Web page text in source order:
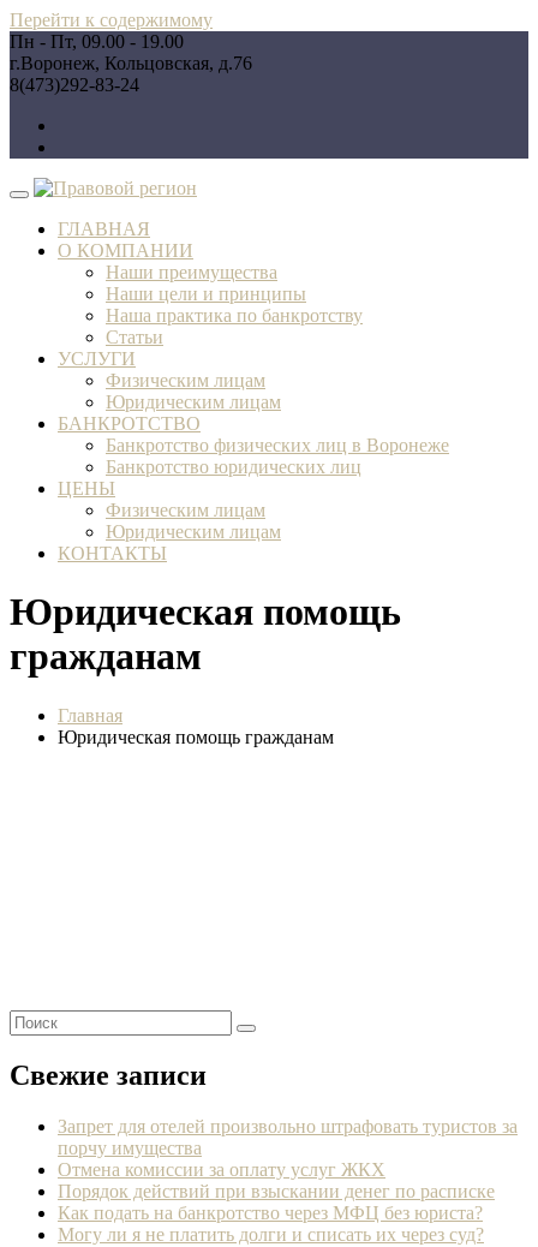
Перейти к содержимому
Пн - Пт, 09.00 - 19.00
г.Воронеж, Кольцовская, д.76
8(473)292-83-24
ГЛАВНАЯ
О КОМПАНИИ
Наши преимущества
Наши цели и принципы
Наша практика по банкротству
Статьи
УСЛУГИ
Физическим лицам
Юридическим лицам
БАНКРОТСТВО
Банкротство физических лиц в Воронеже
Банкротство юридических лиц
ЦЕНЫ
Физическим лицам
Юридическим лицам
КОНТАКТЫ
Юридическая помощь
гражданам
Главная
Юридическая помощь гражданам
Свежие записи
Запрет для отелей произвольно штрафовать туристов за
порчу имущества
Отмена комиссии за оплату услуг ЖКХ
Порядок действий при взыскании денег по расписке
Как подать на банкротство через МФЦ без юриста?
Могу ли я не платить долги и списать их через суд?